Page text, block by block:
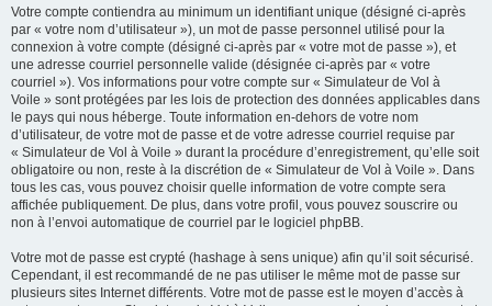
Votre compte contiendra au minimum un identifiant unique (désigné ci-après
par « votre nom d’utilisateur »), un mot de passe personnel utilisé pour la
connexion à votre compte (désigné ci-après par « votre mot de passe »), et
une adresse courriel personnelle valide (désignée ci-après par « votre
courriel »). Vos informations pour votre compte sur « Simulateur de Vol à
Voile » sont protégées par les lois de protection des données applicables dans
le pays qui nous héberge. Toute information en-dehors de votre nom
d’utilisateur, de votre mot de passe et de votre adresse courriel requise par
« Simulateur de Vol à Voile » durant la procédure d’enregistrement, qu’elle soit
obligatoire ou non, reste à la discrétion de « Simulateur de Vol à Voile ». Dans
tous les cas, vous pouvez choisir quelle information de votre compte sera
affichée publiquement. De plus, dans votre profil, vous pouvez souscrire ou
non à l’envoi automatique de courriel par le logiciel phpBB.
Votre mot de passe est crypté (hashage à sens unique) afin qu’il soit sécurisé.
Cependant, il est recommandé de ne pas utiliser le même mot de passe sur
plusieurs sites Internet différents. Votre mot de passe est le moyen d’accès à